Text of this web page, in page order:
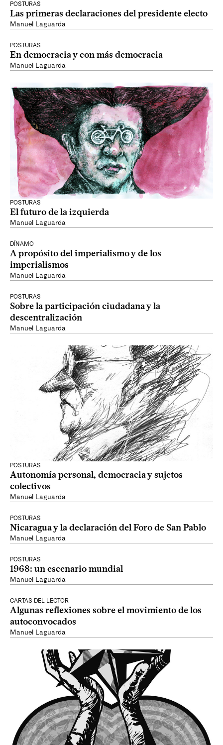
POSTURAS
Las primeras declaraciones del presidente electo
Manuel Laguarda
POSTURAS
En democracia y con más democracia
Manuel Laguarda
POSTURAS
El futuro de la izquierda
Manuel Laguarda
DÍNAMO
A propósito del imperialismo y de los
imperialismos
Manuel Laguarda
POSTURAS
Sobre la participación ciudadana y la
descentralización
Manuel Laguarda
POSTURAS
Autonomía personal, democracia y sujetos
colectivos
Manuel Laguarda
POSTURAS
Nicaragua y la declaración del Foro de San Pablo
Manuel Laguarda
POSTURAS
1968: un escenario mundial
Manuel Laguarda
CARTAS DEL LECTOR
Algunas reflexiones sobre el movimiento de los
autoconvocados
Manuel Laguarda